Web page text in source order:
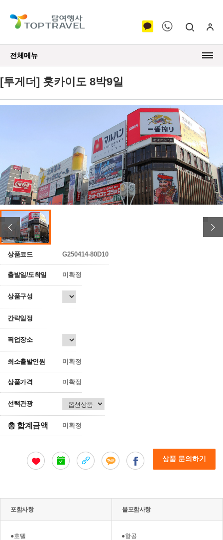
전체메뉴
[투게더] 홋카이도 8박9일
상품코드 G250414-80D10
출발일/도착일 미확정
상품구성
간략일정
픽업장소
최소출발인원 미확정
상품가격 미확정
선택관광
총 합계금액 미확정
상품 문의하기
포함사항
●호텔
불포함사항
●항공